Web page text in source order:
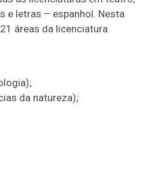
e letras – espanhol. Nesta
áreas da licenciatura
da natureza);